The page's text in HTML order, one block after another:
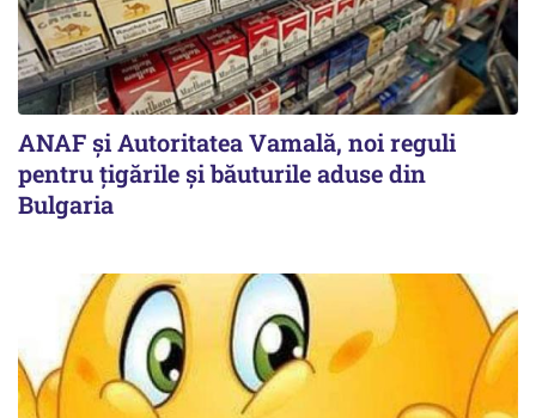
ANAF și Autoritatea Vamală, noi reguli
pentru țigările și băuturile aduse din
Bulgaria